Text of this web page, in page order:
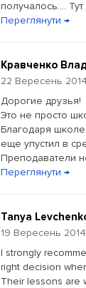
получалось....
Переглянути →
Кравченко
22 Вересень
Дорогие друзья!
Это не просто
Благодаря
еще упустил в
Преподаватели
Переглянути →
Tanya
19 Вересень
I strongly
right decision
Their lessons are